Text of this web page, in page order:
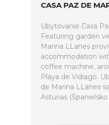
CASA PAZ DE
Ubytovanie Casa
Featuring garden
Marina LLanes
accommodation
coffee machine,
Playa de Vidiago.
de Marina LLanes
Asturias (Španielsko